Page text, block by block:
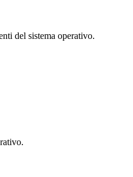
del sistema operativo.